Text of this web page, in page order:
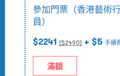
參加門票（香港藝術
員）
$2241 ($2490) + $5 手續
滿額